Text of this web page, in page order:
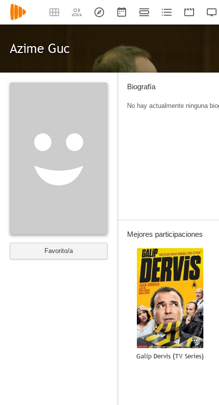
Azime Guc
Favorito/a
Biografía
No hay actualmente ninguna
Mejores participaciones
--
Galip Dervis (TV Series)